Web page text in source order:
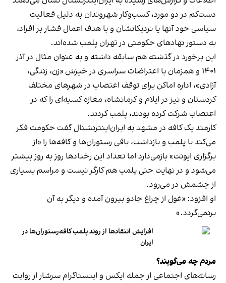
دست‌کم در دو مورد، کسب‌وکار شهروندان به دلیل فعالیت
سیاسی خود آنها یا نزدیکانشان و با هدف اعمال فشار بر افراد،
به دستور نهادهای حکومتی در تهران پلمب شده‌اند.
این برخورد در گذشته هم سابقه داشته و به عنوان مثال در آذر
۱۴۰۱ و همزمان با اعتراضات سراسری در خیزش «زن، زندگی،
آزادی»، اداره اماکن برای توقف اعتصاب در شهرهای مختلف
کردستان و نیز در ایلام و کرمانشاه، مغازه کسبه‌ای را که در
اعتصاب شرکت کرده بودند، پلمب کردند.
کارمند یک کافه در مشهد به ایران‌اینترنشنال گفت حکومت فکر
می‌کند با پلمب و بازداشت، باقی رستوران‌ها و کافه‌ها را «از
برگزاری ایونت» بازمی‌دارد اما تعداد این رخدادها روز به روز بیشتر
می‌شود و در نهایت حتی پلمب هم کارگر نیست و مراسم بسیاری
از چشمش در می‌رود.
او افزود: «غول از چراغ جادو بیرون آمده و دیگر به آن
برنمی‎‌گردد.»
افزایش انتقادها از روند پلمب کافه‌رستوران‌ها در
ایران
مردم چه می‌گویند؟
رسانه‎‌های اجتماعی از جمله ایکس و اینستاگرام سرشار از روایت